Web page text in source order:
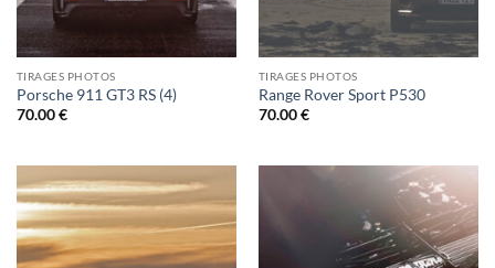
TIRAGES PHOTOS
Porsche 911 GT3 RS (4)
70.00€
TIRAGES PHOTOS
Range Rover Sport P530
70.00€